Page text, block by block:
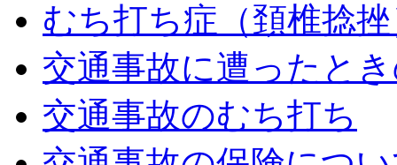
むち打ち症（頚椎捻
交通事故に遭ったと
交通事故のむち打ち